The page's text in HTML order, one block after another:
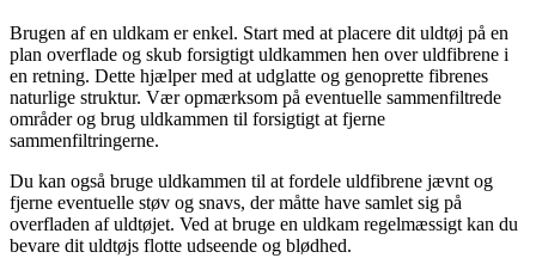
Brugen af en uldkam er enkel. Start med at placere dit uldtøj på en
plan overflade og skub forsigtigt uldkammen hen over uldfibrene i
en retning. Dette hjælper med at udglatte og genoprette fibrenes
naturlige struktur. Vær opmærksom på eventuelle sammenfiltrede
områder og brug uldkammen til forsigtigt at fjerne
sammenfiltringerne.
Du kan også bruge uldkammen til at fordele uldfibrene jævnt og
fjerne eventuelle støv og snavs, der måtte have samlet sig på
overfladen af uldtøjet. Ved at bruge en uldkam regelmæssigt kan du
bevare dit uldtøjs flotte udseende og blødhed.